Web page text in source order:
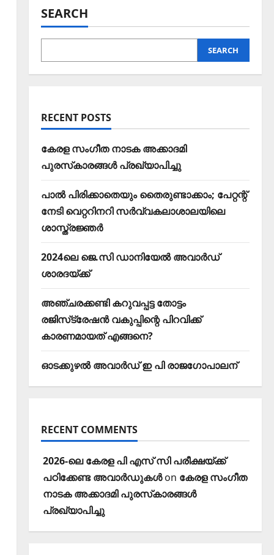
SEARCH
SEARCH
RECENT POSTS
കേരള സംഗീത നാടക അക്കാദമി
പുരസ്‌കാരങ്ങള്‍ പ്രഖ്യാപിച്ചു
പാൽ പിരിക്കാതെയും തൈരുണ്ടാക്കാം; പേറ്റന്റ്
നേടി വെറ്ററിനറി സർവ്വകലാശാലയിലെ
ശാസ്ത്രജ്ഞർ
2024ലെ ജെ.സി ഡാനിയേല്‍ അവാര്‍ഡ്
ശാരദയ്ക്ക്
അഞ്ചരക്കണ്ടി കറുവപ്പട്ട തോട്ടം
രജിസ്‌ട്രേഷന്‍ വകുപ്പിന്റെ പിറവിക്ക്
കാരണമായത് എങ്ങനെ?
ഓടക്കുഴൽ അവാർഡ് ഇ പി രാജഗോപാലന്
RECENT COMMENTS
2026-ലെ കേരള പി എസ് സി പരീക്ഷയ്ക്ക്
പഠിക്കേണ്ട അവാര്‍ഡുകള്‍on കേരള സംഗീത
നാടക അക്കാദമി പുരസ്‌കാരങ്ങള്‍
പ്രഖ്യാപിച്ചു